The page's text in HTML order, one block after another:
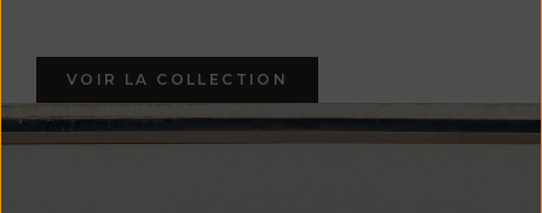
VOIR LA COLLECTION